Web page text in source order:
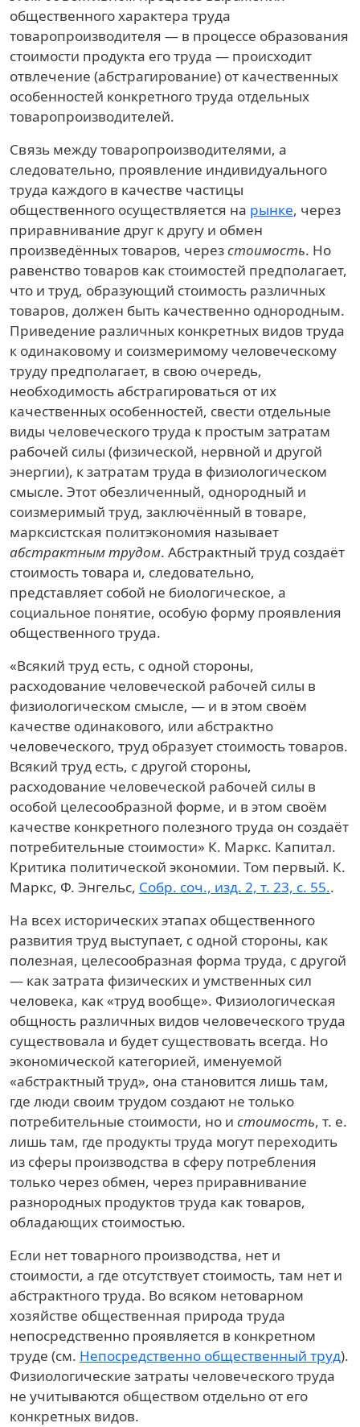
общественного характера труда
товаропроизводителя — в процессе образования
стоимости продукта его труда — происходит
отвлечение (абстрагирование) от качественных
особенностей конкретного труда отдельных
товаропроизводителей.
Связь между товаропроизводителями, а
следовательно, проявление индивидуального
труда каждого в качестве частицы
общественного осуществляется на рынке, через
приравнивание друг к другу и обмен
произведённых товаров, черезстоимость. Но
равенство товаров как стоимостей предполагает,
что и труд, образующий стоимость различных
товаров, должен быть качественно однородным.
Приведение различных конкретных видов труда
к одинаковому и соизмеримому человеческому
труду предполагает, в свою очередь,
необходимость абстрагироваться от их
качественных особенностей, свести отдельные
виды человеческого труда к простым затратам
рабочей силы (физической, нервной и другой
энергии), к затратам труда в физиологическом
смысле. Этот обезличенный, однородный и
соизмеримый труд, заключённый в товаре,
марксистская политэкономия называет
абстрактным трудом. Абстрактный труд создаёт
стоимость товара и, следовательно,
представляет собой не биологическое, а
социальное понятие, особую форму проявления
общественного труда.
«Всякий труд есть, с одной стороны,
расходование человеческой рабочей силы в
физиологическом смысле, — и в этом своём
качестве одинакового, или абстрактно
человеческого, труд образует стоимость товаров.
Всякий труд есть, с другой стороны,
расходование человеческой рабочей силы в
особой целесообразной форме, и в этом своём
качестве конкретного полезного труда он создаёт
потребительные стоимости» К. Маркс. Капитал.
Критика политической экономии. Том первый. К.
Маркс, Ф. Энгельс, Собр. соч., изд. 2, т. 23, с. 55..
На всех исторических этапах общественного
развития труд выступает, с одной стороны, как
полезная, целесообразная форма труда, с другой
— как затрата физических и умственных сил
человека, как «труд вообще». Физиологическая
общность различных видов человеческого труда
существовала и будет существовать всегда. Но
экономической категорией, именуемой
«абстрактный труд», она становится лишь там,
где люди своим трудом создают не только
потребительные стоимости, но и стоимость, т. е.
лишь там, где продукты труда могут переходить
из сферы производства в сферу потребления
только через обмен, через приравнивание
разнородных продуктов труда как товаров,
обладающих стоимостью.
Если нет товарного производства, нет и
стоимости, а где отсутствует стоимость, там нет и
абстрактного труда. Во всяком нетоварном
хозяйстве общественная природа труда
непосредственно проявляется в конкретном
труде (см. Непосредственно общественный труд).
Физиологические затраты человеческого труда
не учитываются обществом отдельно от его
конкретных видов.